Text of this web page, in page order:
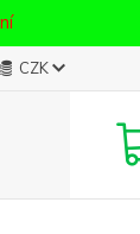
CZK